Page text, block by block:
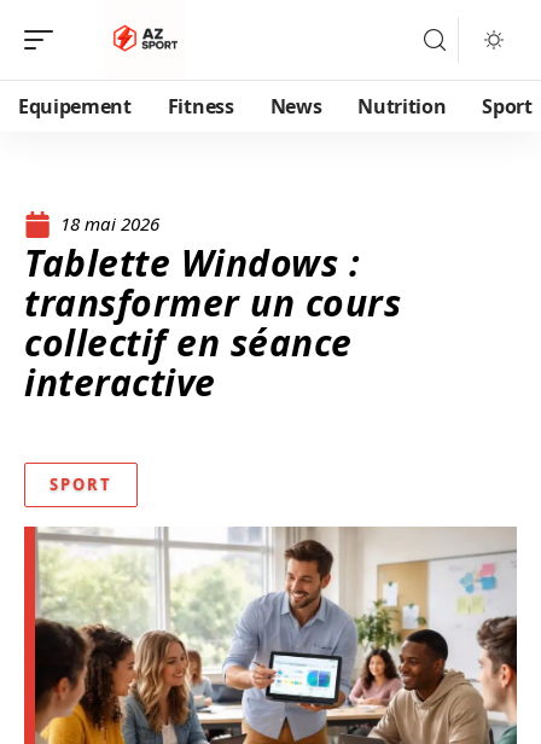
Equipement Fitness News Nutrition Sport
18 mai 2026
Tablette Windows :
transformer un cours
collectif en séance
interactive
SPORT